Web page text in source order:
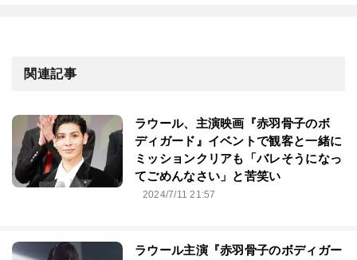
関連記事
ラウール、主演映画『赤羽骨子のボ
ディガード』イベントで観客と一緒に
ミッションクリアも「バレそうになっ
てごめんなさい」と苦笑い
2024/7/11 21:57
ラウール主演『赤羽骨子のボディガー